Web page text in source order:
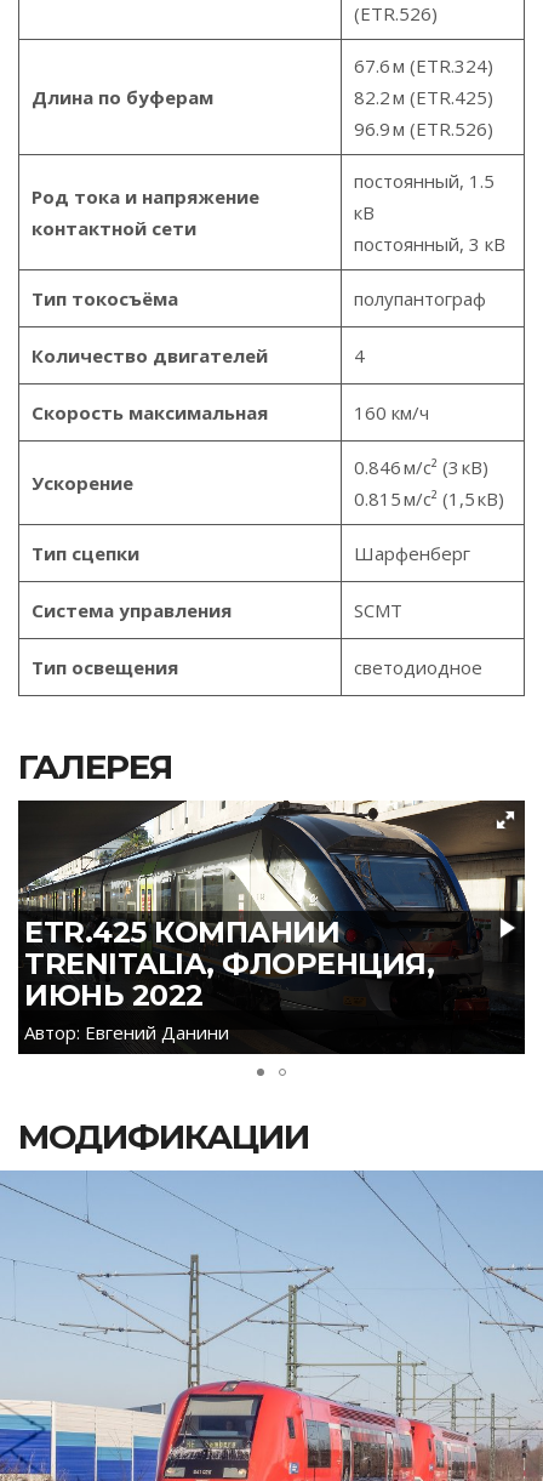
(ETR.526)
Длина по буферам
67.6 м (ETR.324)
82.2 м (ETR.425)
96.9 м (ETR.526)
Род тока и напряжение
контактной сети
постоянный, 1.5
кВ
постоянный, 3 кВ
Тип токосъёма полупантограф
Количество двигателей 4
Скорость максимальная 160 км/ч
Ускорение
0.846 м/с² (3 кВ)
0.815 м/с² (1,5 кВ)
Тип сцепки Шарфенберг
Система управления SCMT
Тип освещения светодиодное
ГАЛЕРЕЯ
ETR.425 КОМПАНИИ
TRENITALIA, ФЛОРЕНЦИЯ,
ИЮНЬ 2022
Автор: Евгений Данини
МОДИФИКАЦИИ